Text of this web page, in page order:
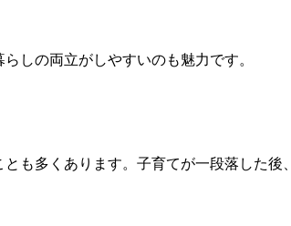
しの両立がしやすいのも魅力です。
も多くあります。子育てが一段落した後、